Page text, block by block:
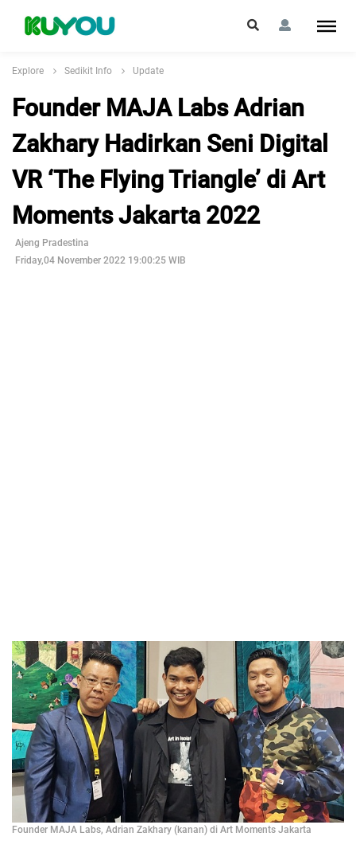
Explore Sedikit Info Update
Founder MAJA Labs Adrian
Zakhary Hadirkan Seni Digital
VR ‘The Flying Triangle’ di Art
Moments Jakarta 2022
Ajeng Pradestina
Friday,04 November 2022 19:00:25 WIB
Founder MAJA Labs, Adrian Zakhary (kanan) di Art Moments Jakarta